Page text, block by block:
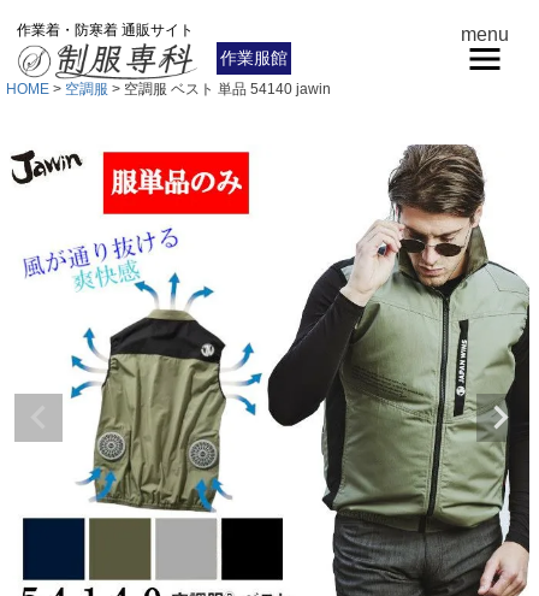
作業着・防寒着 通販サイト
作業服館
menu
HOME 空調服 空調服 ベスト 単品 54140 jawin